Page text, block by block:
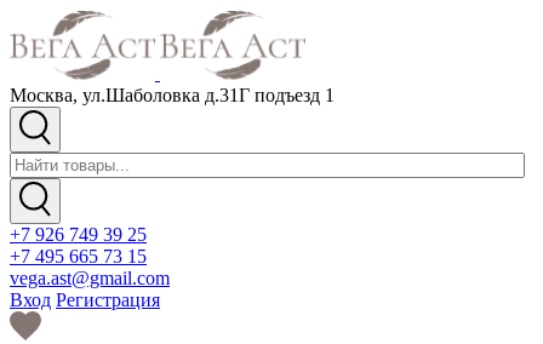
Москва, ул.Шаболовка д.31Г подъезд 1
+7 926 749 39 25
+7 495 665 73 15
vega.ast@gmail.com
Вход Регистрация